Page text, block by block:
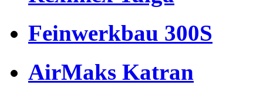
Feinwerkbau 300S
AirMaks Katran